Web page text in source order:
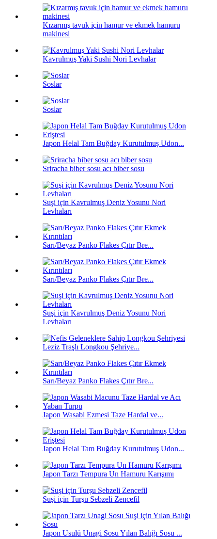
Kızarmış tavuk için hamur ve ekmek hamuru
makinesi
Kavrulmuş Yaki Sushi Nori Levhalar
Soslar
Soslar
Japon Helal Tam Buğday Kurutulmuş Udon...
Sriracha biber sosu acı biber sosu
Suşi için Kavrulmuş Deniz Yosunu Nori
Levhaları
Sarı/Beyaz Panko Flakes Çıtır Bre...
Sarı/Beyaz Panko Flakes Çıtır Bre...
Suşi için Kavrulmuş Deniz Yosunu Nori
Levhaları
Leziz Traşlı Longkou Şehriye...
Sarı/Beyaz Panko Flakes Çıtır Bre...
Japon Wasabi Ezmesi Taze Hardal ve...
Japon Helal Tam Buğday Kurutulmuş Udon...
Japon Tarzı Tempura Un Hamuru Karışımı
Suşi için Turşu Sebzeli Zencefil
Japon Usulü Unagi Sosu Yılan Balığı Sosu ...